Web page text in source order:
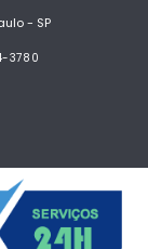
- SP
3780